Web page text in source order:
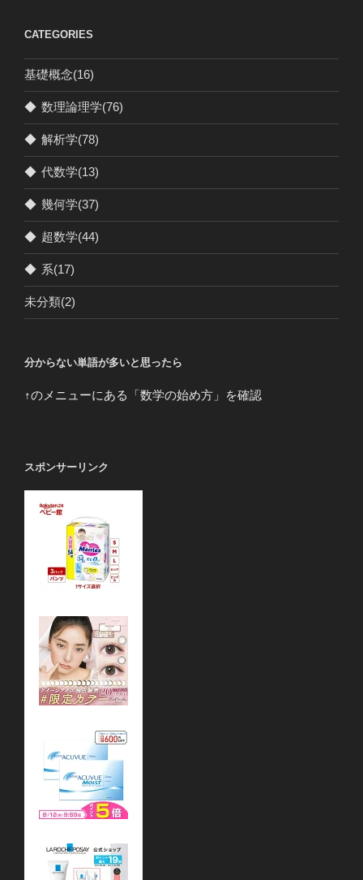
CATEGORIES
基礎概念(16)
◆ 数理論理学(76)
◆ 解析学(78)
◆ 代数学(13)
◆ 幾何学(37)
◆ 超数学(44)
◆ 系(17)
未分類(2)
分からない単語が多いと思ったら
↑のメニューにある「数学の始め方」を確認
スポンサーリンク